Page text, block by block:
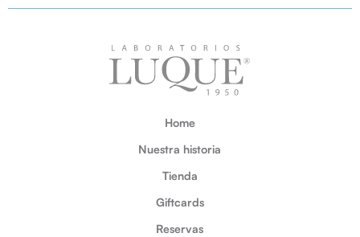
Home
Nuestra historia
Tienda
Giftcards
Reservas